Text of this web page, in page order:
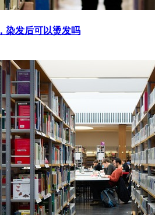
染发后可以烫发吗